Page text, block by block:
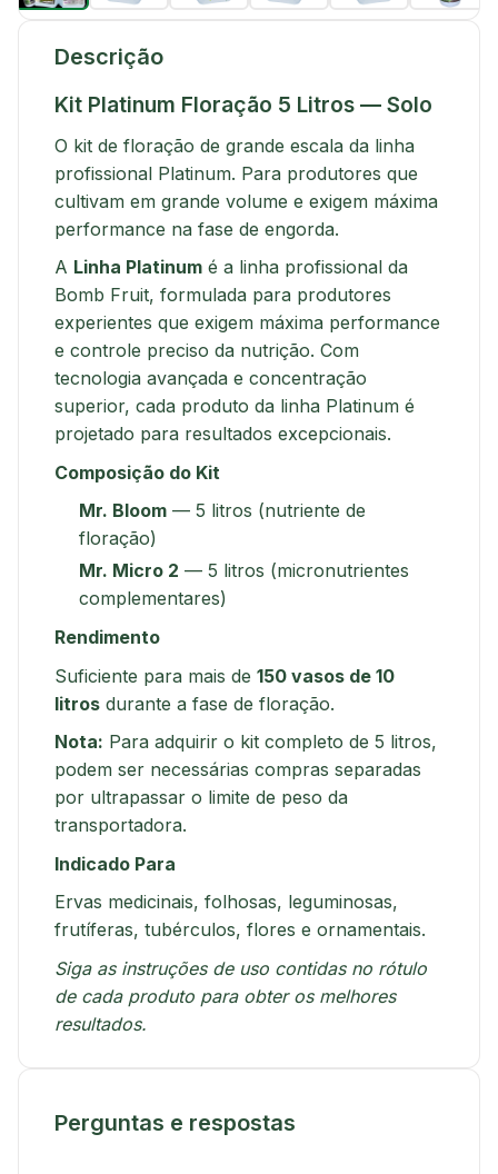
Descrição
Kit Platinum Floração 5 Litros — Solo
O kit de floração de grande escala da linha
profissional Platinum. Para produtores que
cultivam em grande volume e exigem máxima
performance na fase de engorda.
A Linha Platinum é a linha profissional da
Bomb Fruit, formulada para produtores
experientes que exigem máxima performance
e controle preciso da nutrição. Com
tecnologia avançada e concentração
superior, cada produto da linha Platinum é
projetado para resultados excepcionais.
Composição do Kit
Mr. Bloom — 5 litros (nutriente de
floração)
Mr. Micro 2 — 5 litros (micronutrientes
complementares)
Rendimento
Suficiente para mais de 150 vasos de 10
litros durante a fase de floração.
Nota: Para adquirir o kit completo de 5 litros,
podem ser necessárias compras separadas
por ultrapassar o limite de peso da
transportadora.
Indicado Para
Ervas medicinais, folhosas, leguminosas,
frutíferas, tubérculos, flores e ornamentais.
Siga as instruções de uso contidas no rótulo
de cada produto para obter os melhores
resultados.
Perguntas e respostas